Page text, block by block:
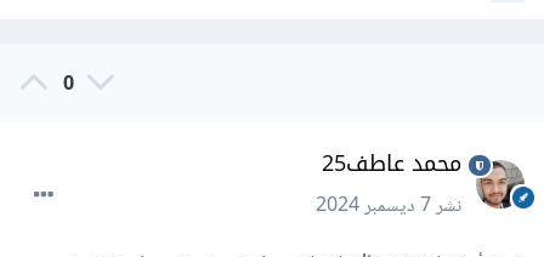
0
محمد عاطف25
نشر7 ديسمبر 2024